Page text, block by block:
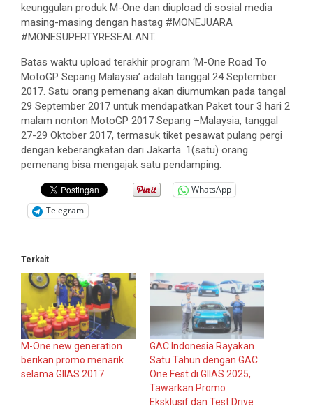
keunggulan produk M-One dan diupload di sosial media
masing-masing dengan hastag #MONEJUARA
#MONESUPERTYRESEALANT.
Batas waktu upload terakhir program ‘M-One Road To
MotoGP Sepang Malaysia’ adalah tanggal 24 September
2017. Satu orang pemenang akan diumumkan pada tangal
29 September 2017 untuk mendapatkan Paket tour 3 hari 2
malam nonton MotoGP 2017 Sepang –Malaysia, tanggal
27-29 Oktober 2017, termasuk tiket pesawat pulang pergi
dengan keberangkatan dari Jakarta. 1(satu) orang
pemenang bisa mengajak satu pendamping.
WhatsApp
Telegram
Terkait
M-One new generation
berikan promo menarik
selama GIIAS 2017
GAC Indonesia Rayakan
Satu Tahun dengan GAC
One Fest di GIIAS 2025,
Tawarkan Promo
Eksklusif dan Test Drive